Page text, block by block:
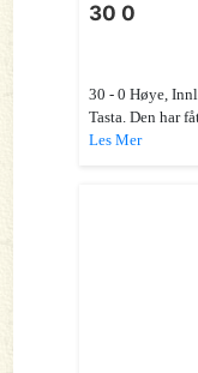
30 0
30 - 0 Høye,
Tasta. Den har
Les Mer